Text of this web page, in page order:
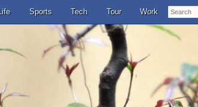
Sports Tech Tour Work
Search